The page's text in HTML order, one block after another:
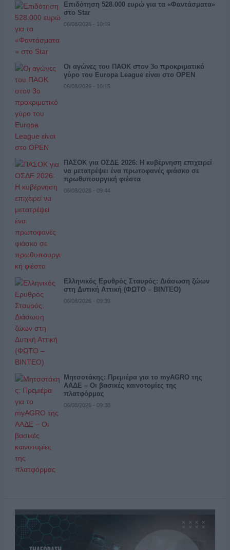
Επιδότηση 528.000 ευρώ για τα «Φαντάσματα»
στο Star
06/08/2026 - 10:19
Οι αγώνες του ΠΑΟΚ στον 3ο προκριματικό
γύρο του Europa League είναι στο OPEN
06/08/2026 - 10:15
ΠΑΣΟΚ για ΟΣΔΕ 2026: Η κυβέρνηση επιχειρεί
να μετατρέψει ένα πρωτοφανές φιάσκο σε
πρωθυπουργική φιέστα
06/08/2026 - 09:44
Ελληνικός Ερυθρός Σταυρός: Διάσωση ζώων
στη Δυτική Αττική (ΦΩΤΟ – ΒΙΝΤΕΟ)
06/08/2026 - 09:39
Μητσοτάκης: Πρεμιέρα για το myAGRO της
ΑΑΔΕ – Οι βασικές καινοτομίες της
πλατφόρμας
06/08/2026 - 09:38